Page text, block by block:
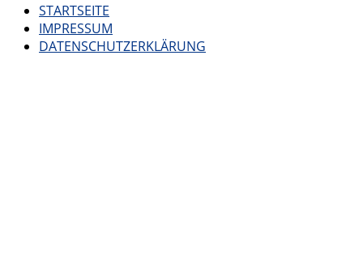
STARTSEITE
IMPRESSUM
DATENSCHUTZERKLÄRUNG